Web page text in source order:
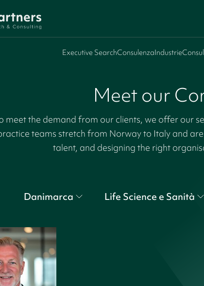
Executive SearchConsulenzaIndustrie
Meet our
meet the demand from our clients, we offer our
teams stretch from Norway to Italy and
talent, and designing the right
Danimarca Life Science e Sanità